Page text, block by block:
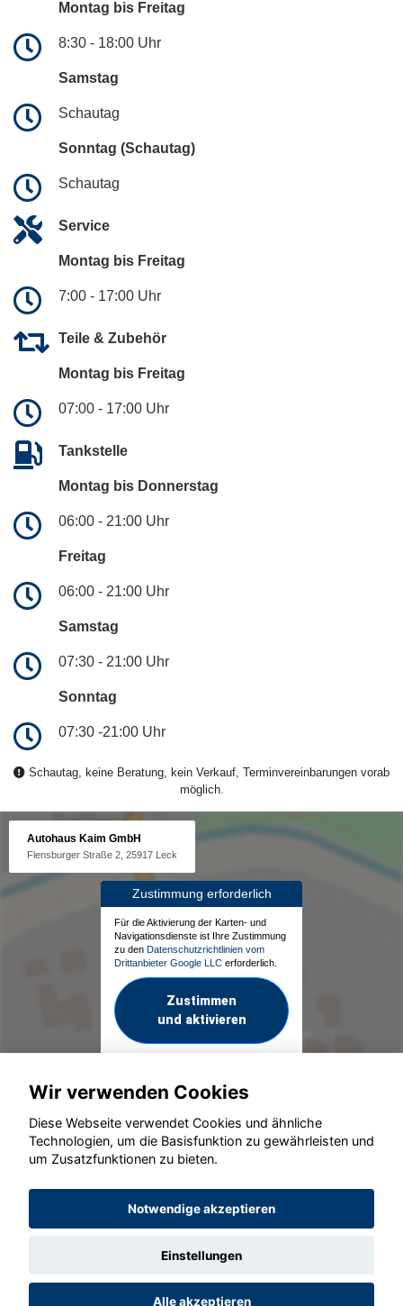
Montag bis Freitag
8:30 - 18:00 Uhr
Samstag
Schautag
Sonntag (Schautag)
Schautag
Service
Montag bis Freitag
7:00 - 17:00 Uhr
Teile & Zubehör
Montag bis Freitag
07:00 - 17:00 Uhr
Tankstelle
Montag bis Donnerstag
06:00 - 21:00 Uhr
Freitag
06:00 - 21:00 Uhr
Samstag
07:30 - 21:00 Uhr
Sonntag
07:30 -21:00 Uhr
Schautag, keine Beratung, kein Verkauf, Terminvereinbarungen vorab
möglich.
Autohaus Kaim GmbH
Flensburger Straße 2, 25917 Leck
Zustimmung erforderlich
Für die Aktivierung der Karten- und
Navigationsdienste ist Ihre Zustimmung
zu den Datenschutzrichtlinien vom
Drittanbieter Google LLC erforderlich.
Zustimmen
und aktivieren
© konjunkturmotor.de GmbH 2020 - 2026
Wir verwenden Cookies
Diese Webseite verwendet Cookies und ähnliche
Technologien, um die Basisfunktion zu gewährleisten und
um Zusatzfunktionen zu bieten.
Notwendige akzeptieren
Einstellungen
Alle akzeptieren